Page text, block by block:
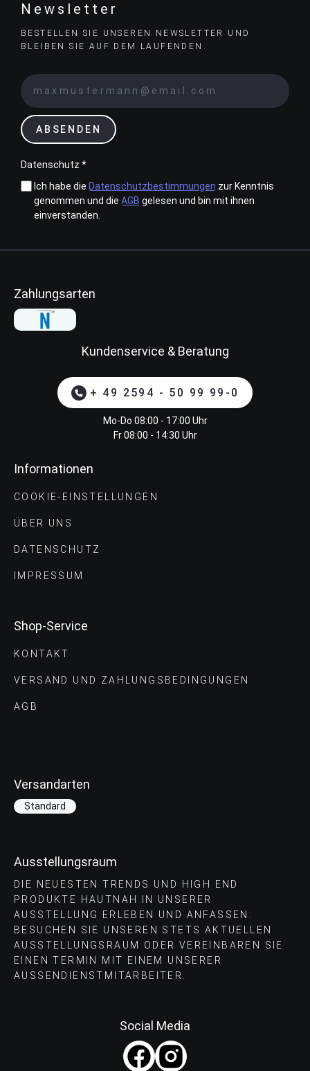
Newsletter
BESTELLEN SIE UNSEREN NEWSLETTER UND
BLEIBEN SIE AUF DEM LAUFENDEN.
ABSENDEN
Datenschutz *
Ich habe die Datenschutzbestimmungen zur Kenntnis
genommen und die AGB gelesen und bin mit ihnen
einverstanden.
Zahlungsarten
Kundenservice & Beratung
+ 49 2594 - 50 99 99-0
Mo-Do 08:00 - 17:00 Uhr
Fr 08:00 - 14:30 Uhr
Informationen
COOKIE-EINSTELLUNGEN
ÜBER UNS
DATENSCHUTZ
IMPRESSUM
Shop-Service
KONTAKT
VERSAND UND ZAHLUNGS­BEDINGUNGEN
AGB
Versandarten
Standard
Ausstellungsraum
DIE NEUESTEN TRENDS UND HIGH END
PRODUKTE HAUTNAH IN UNSERER
AUSSTELLUNG ERLEBEN UND ANFASSEN.
BESUCHEN SIE UNSEREN STETS AKTUELLEN
AUSSTELLUNGSRAUM ODER VEREINBAREN SIE
EINEN TERMIN MIT EINEM UNSERER
AUSSENDIENSTMITARBEITER.
Social Media